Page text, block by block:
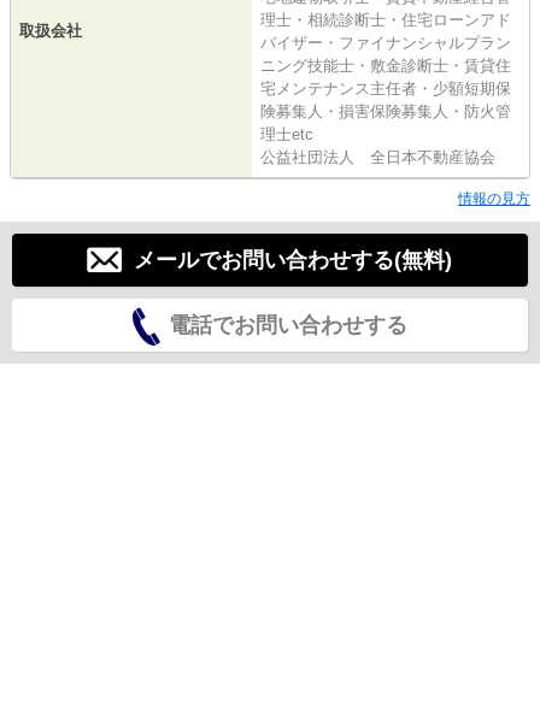
取扱会社
理士・相続診断士・住宅ローンアド
バイザー・ファイナンシャルプラン
ニング技能士・敷金診断士・賃貸住
宅メンテナンス主任者・少額短期保
険募集人・損害保険募集人・防火管
理士etc
公益社団法人 全日本不動産協会
情報の見方
メールでお問い合わせする(無料)
電話でお問い合わせする